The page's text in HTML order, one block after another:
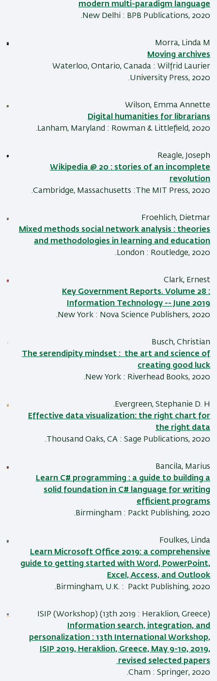
modern multi-paradigm language
New Delhi : BPB Publications, 2020.
Morra, Linda M
Moving archives
Waterloo, Ontario, Canada : Wilfrid Laurier
University Press, 2020.
Wilson, Emma Annette
Digital humanities for librarians
Lanham, Maryland : Rowman & Littlefield, 2020.
Reagle, Joseph
Wikipedia @ 20 : stories of an incomplete
revolution
Cambridge, Massachusetts :The MIT Press, 2020.
Froehlich, Dietmar
Mixed methods social network analysis : theories
and methodologies in learning and education
London : Routledge, 2020.
Clark, Ernest
Key Government Reports. Volume 28 :
Information Technology -- June 2019
New York : Nova Science Publishers, 2020.
Busch, Christian
The serendipity mindset : the art and science of
creating good luck
New York : Riverhead Books, 2020.
Evergreen, Stephanie D. H.
Effective data visualization: the right chart for
the right data
Thousand Oaks, CA : Sage Publications, 2020.
Bancila, Marius
Learn C# programming : a guide to building a
solid foundation in C# language for writing
efficient programs
Birmingham : Packt Publishing, 2020.
Foulkes, Linda
Learn Microsoft Office 2019: a comprehensive
guide to getting started with Word, PowerPoint,
Excel, Access, and Outlook
Birmingham, U.K. : Packt Publishing, 2020.
ISIP (Workshop) (13th 2019 : Heraklion, Greece)
Information search, integration, and
personalization : 13th International Workshop,
ISIP 2019, Heraklion, Greece, May 9-10, 2019,
revised selected papers
Cham : Springer, 2020.